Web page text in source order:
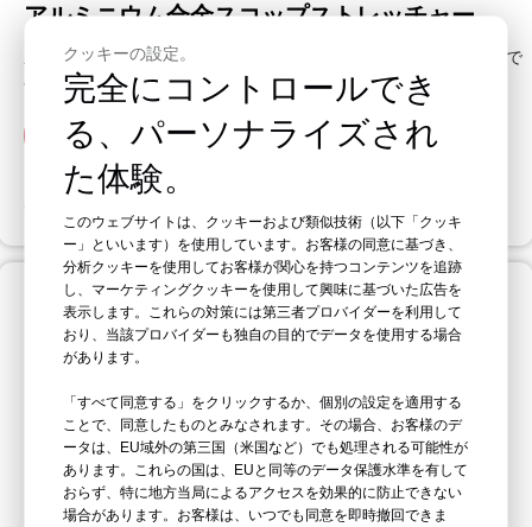
アルミニウム合金スコップストレッチャー
主に病院、スポーツ会場、救急車、戦場での患者や負傷者の輸送で
使用されます。
すぐに見積もりを取得
サポートチームに連絡する
クッキーの設定。
完全にコントロールでき
る、パーソナライズされ
た体験。
このウェブサイトは、クッキーおよび類似技術（以下「クッキ
ー」といいます）を使用しています。お客様の同意に基づき、
分析クッキーを使用してお客様が関心を持つコンテンツを追跡
し、マーケティングクッキーを使用して興味に基づいた広告を
表示します。これらの対策には第三者プロバイダーを利用して
おり、当該プロバイダーも独自の目的でデータを使用する場合
があります。
「すべて同意する」をクリックするか、個別の設定を適用する
ことで、同意したものとみなされます。その場合、お客様のデ
ータは、EU域外の第三国（米国など）でも処理される可能性が
あります。これらの国は、EUと同等のデータ保護水準を有して
おらず、特に地方当局によるアクセスを効果的に防止できない
場合があります。お客様は、いつでも同意を即時撤回できま